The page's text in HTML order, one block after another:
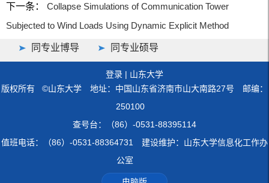
下一条：
Collapse Simulations of Communication Tower
Subjected to Wind Loads Using Dynamic Explicit Method
同专业博导 同专业硕导
登录 | 山东大学
版权所有 ©山东大学 地址：中国山东省济南市山大南路27号 邮编：
250100
查号台：（86）-0531-88395114
值班电话：（86）-0531-88364731 建设维护：山东大学信息化工作办
公室